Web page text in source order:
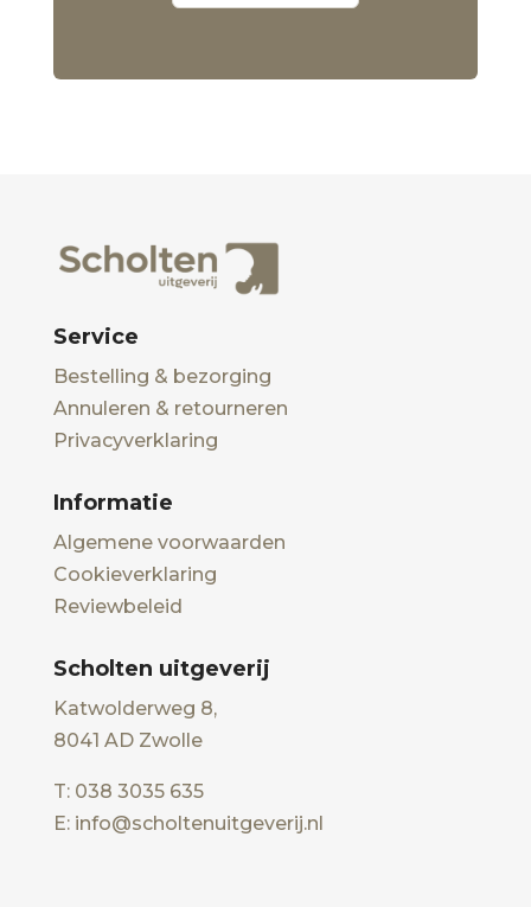
Service
Bestelling & bezorging
Annuleren & retourneren
Privacyverklaring
Informatie
Algemene voorwaarden
Cookieverklaring
Reviewbeleid
Scholten uitgeverij
Katwolderweg 8,
8041 AD Zwolle
T: 038 3035 635
E: info@scholtenuitgeverij.nl